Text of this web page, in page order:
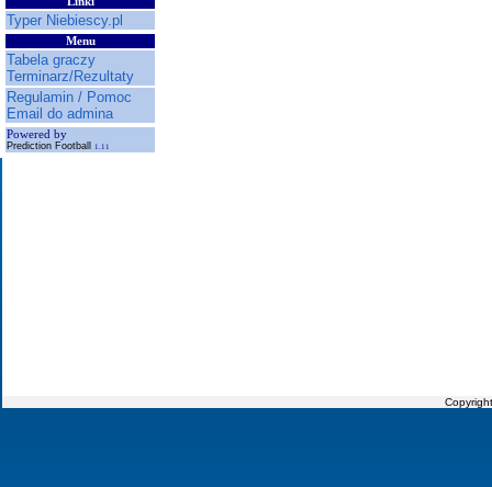
Typer Niebiescy.pl
Menu
Tabela graczy
Terminarz/Rezultaty
Regulamin / Pomoc
Email do admina
Powered by
Prediction Football 1.11